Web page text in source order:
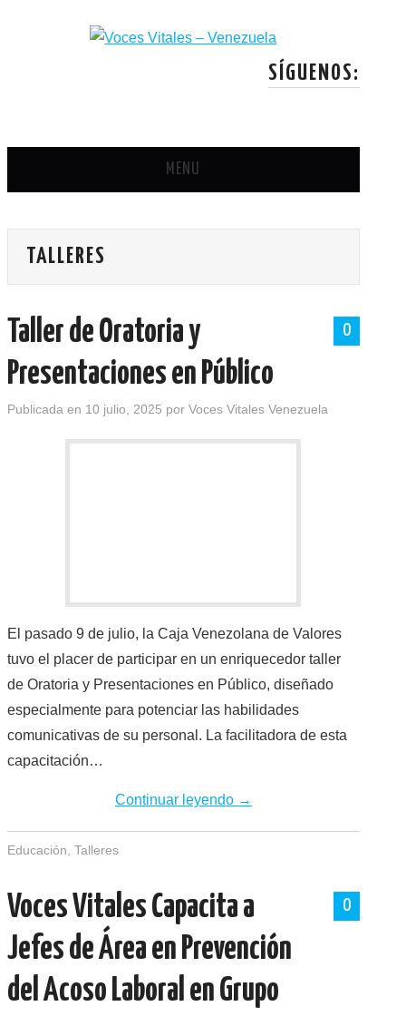
SÍGUENOS:
MENU
SOBRE VOCES VITALES
HISTORIAS DE EXITO
TALLERES
0
Taller de Oratoria y
Presentaciones en Público
Publicada en 10 julio, 2025 por Voces Vitales Venezuela
El pasado 9 de julio, la Caja Venezolana de Valores
tuvo el placer de participar en un enriquecedor taller
de Oratoria y Presentaciones en Público, diseñado
especialmente para potenciar las habilidades
comunicativas de su personal. La facilitadora de esta
capacitación…
Continuar leyendo →
Educación Talleres
0
Voces Vitales Capacita a
Jefes de Área en Prevención
del Acoso Laboral en Grupo